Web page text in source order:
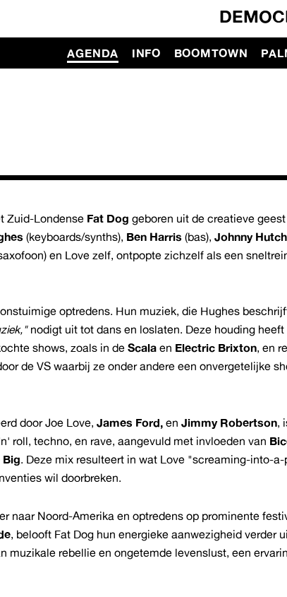
AGENDA INFO BOOMTOWN
Zuid-Londense Fat Dog geboren uit de creatieve
(keyboards/synths), Ben Harris (bas),Johnny
en Love zelf, ontpopte zichzelf als een
optredens. Hun muziek, die Hughes
nodigt uit tot dans en loslaten. Deze houding
shows, zoals in deScala en Electric Brixton, en
de VS waarbij ze onder andere een onvergetelijke
door Joe Love,James Ford,en Jimmy Robertson,
roll, techno, en rave, aangevuld met invloeden van
. Deze mix resulteert in wat Love "screaming-into-
wil doorbreken.
naar Noord-Amerika en optredens op prominente
, belooft Fat Dog hun energieke aanwezigheid verder
muzikale rebellie en ongetemde levenslust, een